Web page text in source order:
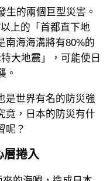
生的兩個巨型災害。
上的「首都直下地
南海海溝將有80%的
大地震」，可能使日
。
是世界有名的防災強
竟，日本的防災有什
呢？
層捲入